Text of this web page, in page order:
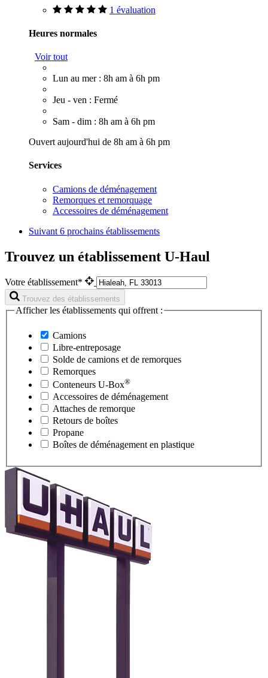
1 évaluation
Heures normales
Voir tout
Lun au mer : 8h am à 6h pm
Jeu - ven : Fermé
Sam - dim : 8h am à 6h pm
Ouvert aujourd'hui de 8h am à 6h pm
Services
Camions de déménagement
Remorques et remorquage
Accessoires de déménagement
Suivant 6 prochains établissements
Trouvez un établissement U-Haul
Votre établissement*
Trouvez des établissements
Afficher les établissements qui offrent :
Camions
Libre-entreposage
Solde de camions et de remorques
Remorques
Conteneurs U-Box®
Accessoires de déménagement
Attaches de remorque
Retours de boîtes
Propane
Boîtes de déménagement en plastique